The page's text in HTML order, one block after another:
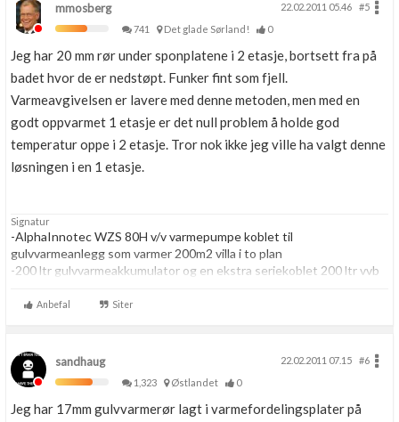
mmosberg 22.02.2011 05.46
#5
741
Det glade Sørland! 0
Jeg har 20 mm rør under sponplatene i 2 etasje, bortsett fra på
badet hvor de er nedstøpt. Funker fint som fjell.
Varmeavgivelsen er lavere med denne metoden, men med en
godt oppvarmet 1 etasje er det null problem å holde god
temperatur oppe i 2 etasje. Tror nok ikke jeg ville ha valgt denne
løsningen i en 1 etasje.
Signatur
-AlphaInnotec WZS 80H v/v varmepumpe koblet til
gulvvarmeanlegg som varmer 200m2 villa i to plan
-200 ltr gulvvarmeakkumulator og en ekstra seriekoblet 200 ltr vvb
-140 mtr aktivt borrehull.
Anbefal Siter
sandhaug 22.02.2011 07.15
#6
1,323
Østlandet 0
Jeg har 17mm gulvvarmerør lagt i varmefordelingsplater på